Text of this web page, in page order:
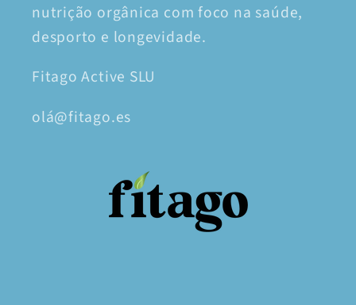
nutrição orgânica com foco na saúde,
desporto e longevidade.
Fitago Active SLU
olá@fitago.es